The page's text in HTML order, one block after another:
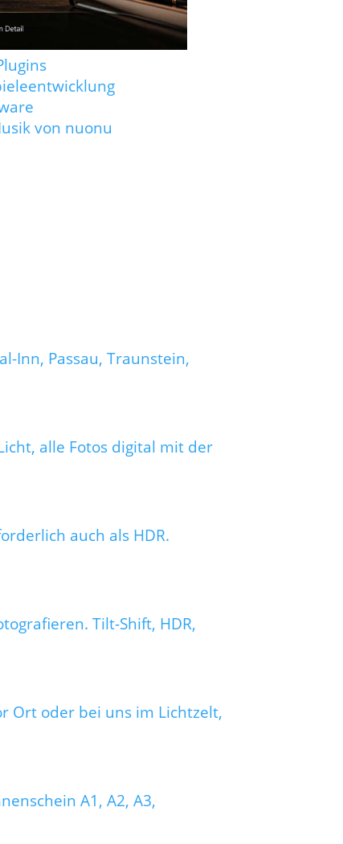
Inn, Passau, Traunstein,
alle Fotos digital mit der
auch als HDR.
Tilt-Shift, HDR,
Ort oder bei uns im Lichtzelt,
A1, A2, A3,